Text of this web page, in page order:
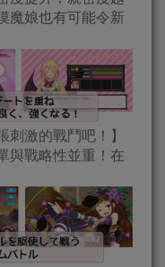
魔娘也有可能令新
刺激的戰鬥吧！】
與戰略性並重！在